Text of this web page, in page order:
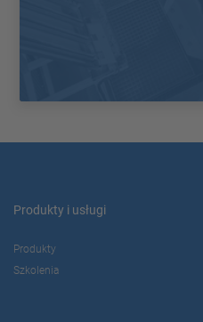
Produkty i usługi
Produkty
Szkolenia